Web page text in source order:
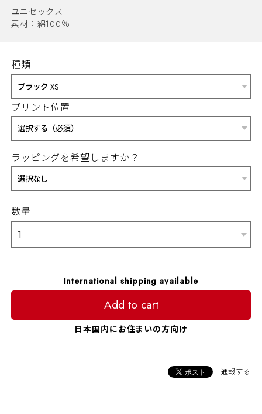
ユニセックス
素材：綿100％
種類
プリント位置
ラッピングを希望しますか？
数量
International shipping available
Add to cart
日本国内にお住まいの方向け
通報する